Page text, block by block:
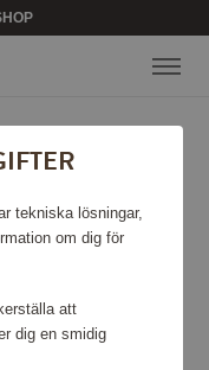
INTE
tekniska lösningar,
om dig för
att
dig en smidig